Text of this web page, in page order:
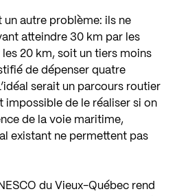
un autre problème: ils ne
atteindre 30 km par les
20 km, soit un tiers moins
de dépenser quatre
serait un parcours routier
impossible de le réaliser si on
de la voie maritime,
existant ne permettent pas
du Vieux-Québec rend